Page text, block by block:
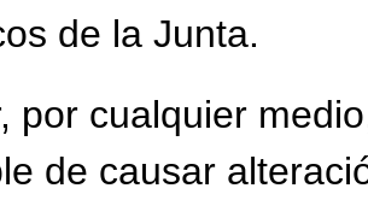
de la Junta.
por cualquier
de causar